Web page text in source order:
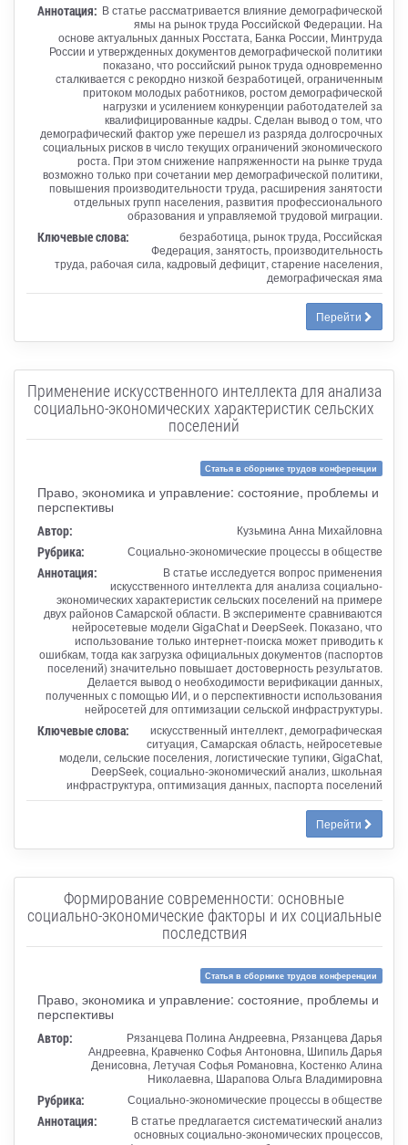
Аннотация: В статье рассматривается влияние демографической
ямы на рынок труда Российской Федерации. На
основе актуальных данных Росстата, Банка России, Минтруда
России и утвержденных документов демографической политики
показано, что российский рынок труда одновременно
сталкивается с рекордно низкой безработицей, ограниченным
притоком молодых работников, ростом демографической
нагрузки и усилением конкуренции работодателей за
квалифицированные кадры. Сделан вывод о том, что
демографический фактор уже перешел из разряда долгосрочных
социальных рисков в число текущих ограничений экономического
роста. При этом снижение напряженности на рынке труда
возможно только при сочетании мер демографической политики,
повышения производительности труда, расширения занятости
отдельных групп населения, развития профессионального
образования и управляемой трудовой миграции.
Ключевые слова:
безработица, рынок труда, Российская
Федерация, занятость, производительность
труда, рабочая сила, кадровый дефицит, старение населения,
демографическая яма
Перейти
Применение искусственного интеллекта для анализа
социально-экономических характеристик сельских
поселений
Статья в сборнике трудов конференции
Право, экономика и управление: состояние, проблемы и
перспективы
Автор: Кузьмина Анна Михайловна
Рубрика: Социально-экономические процессы в обществе
Аннотация:
В статье исследуется вопрос применения
искусственного интеллекта для анализа социально-
экономических характеристик сельских поселений на примере
двух районов Самарской области. В эксперименте сравниваются
нейросетевые модели GigaChat и DeepSeek. Показано, что
использование только интернет-поиска может приводить к
ошибкам, тогда как загрузка официальных документов (паспортов
поселений) значительно повышает достоверность результатов.
Делается вывод о необходимости верификации данных,
полученных с помощью ИИ, и о перспективности использования
нейросетей для оптимизации сельской инфраструктуры.
Ключевые слова:
искусственный интеллект, демографическая
ситуация, Самарская область, нейросетевые
модели, сельские поселения, логистические тупики, GigaChat,
DeepSeek, социально-экономический анализ, школьная
инфраструктура, оптимизация данных, паспорта поселений
Перейти
Формирование современности: основные
социально-экономические факторы и их социальные
последствия
Статья в сборнике трудов конференции
Право, экономика и управление: состояние, проблемы и
перспективы
Автор:
Рязанцева Полина Андреевна, Рязанцева Дарья
Андреевна, Кравченко Софья Антоновна, Шипиль Дарья
Денисовна, Летучая Софья Романовна, Костенко Алина
Николаевна, Шарапова Ольга Владимировна
Рубрика: Социально-экономические процессы в обществе
Аннотация:
В статье предлагается систематический анализ
основных социально-экономических процессов,